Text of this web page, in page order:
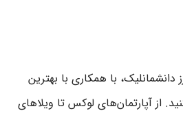
با همکاری با بهترین
از آپارتمان‌های لوکس تا ویلاهای